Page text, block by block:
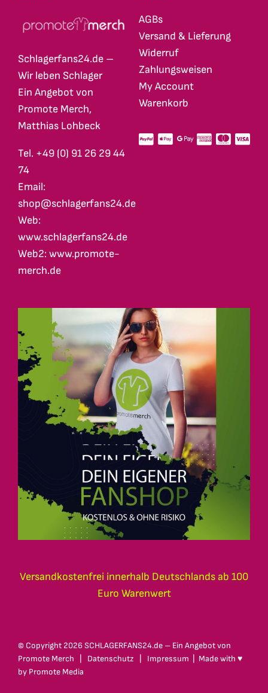
Schlagerfans24.de –
Wir leben Schlager
Ein Angebot von
Promote Merch,
Matthias Lohbeck
Tel. +49 (0) 91 26 29 44
74
Email:
shop@schlagerfans24.de
Web:
www.schlagerfans24.de
Web2: www.promote-
merch.de
AGBs
Versand & Lieferung
Widerruf
Zahlungsweisen
My Account
Warenkorb
Versandkostenfrei innerhalb Deutschlands ab 100
Euro Warenwert
© Copyright 2026 SCHLAGERFANS24.de – Ein Angebot von
Promote Merch
Datenschutz Impressum | Made with ♥
by Promote Media